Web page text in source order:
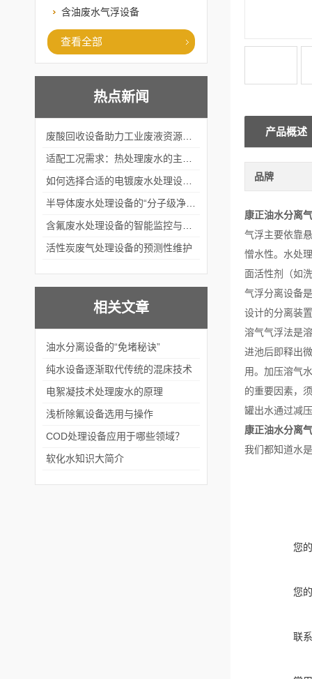
含油废水气浮设备
查看全部
热点新闻
活性炭废气处理设备的预测性维护
相关文章
油水分离设备的“免堵秘诀”
纯水设备逐渐取代传统的混床技术
电絮凝技术处理废水的原理
浅析除氟设备选用与操作
COD处理设备应用于哪些领域？
软化水知识大简介
产品概述
品牌
康正油水分离
气浮主要依靠
憎水性。水处
面活性剂（如
气浮分离设备
设计的分离装
溶气气浮法是
进池后即释出
用。加压溶气
的重要因素，
罐出水通过减
康正油水分离
我们都知道水
您
您
联